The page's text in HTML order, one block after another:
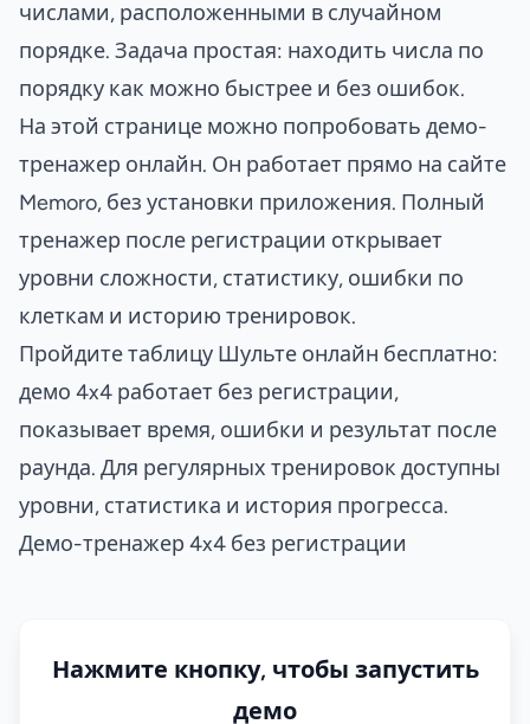
числами, расположенными в случайном
порядке. Задача простая: находить числа по
порядку как можно быстрее и без ошибок.
На этой странице можно попробовать демо-
тренажер онлайн. Он работает прямо на сайте
Memoro, без установки приложения. Полный
тренажер после регистрации открывает
уровни сложности, статистику, ошибки по
клеткам и историю тренировок.
Пройдите таблицу Шульте онлайн бесплатно:
демо 4x4 работает без регистрации,
показывает время, ошибки и результат после
раунда. Для регулярных тренировок доступны
уровни, статистика и история прогресса.
Демо-тренажер 4x4 без регистрации
Нажмите кнопку, чтобы запустить
демо